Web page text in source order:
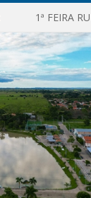
1ª FEIRA